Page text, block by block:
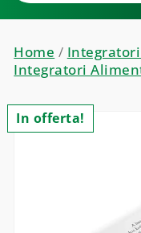
Home /
Integratori
In offerta!